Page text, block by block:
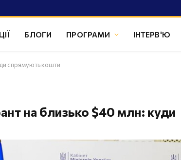
БЛОГИ ПРОГРАМИ ІНТЕРВ'Ю
спрямують кошти
на близько $40 млн: куди